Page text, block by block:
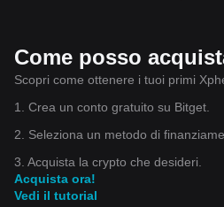
Come posso
Scopri come ottenere i tuoi primi
1. Crea un conto gratuito su Bitget.
2. Seleziona un metodo di
3. Acquista la crypto che desideri.
Acquista ora!
Vedi il tutorial